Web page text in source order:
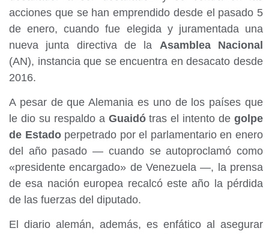
acciones que se han emprendido desde el pasado 5
de enero, cuando fue elegida y juramentada una
nueva junta directiva de la Asamblea Nacional
(AN), instancia que se encuentra en desacato desde
2016.
A pesar de que Alemania es uno de los países que
le dio su respaldo a Guaidótras el intento de golpe
de Estadoperpetrado por el parlamentario en enero
del año pasado — cuando se autoproclamó como
«presidente encargado» de Venezuela —, la prensa
de esa nación europea recalcó este año la pérdida
de las fuerzas del diputado.
El diario alemán, además, es enfático al asegurar